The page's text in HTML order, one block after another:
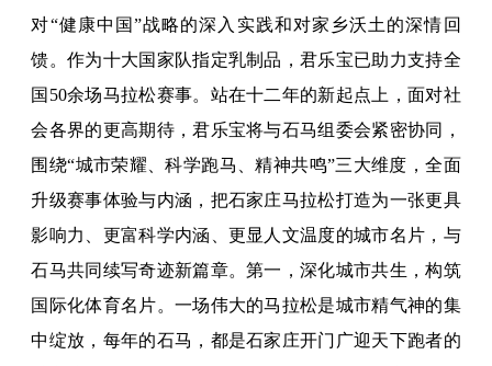
对“健康中国”战略的深入实践和对家乡沃土的深情回
馈。作为十大国家队指定乳制品，君乐宝已助力支持全
国50余场马拉松赛事。站在十二年的新起点上，面对社
会各界的更高期待，君乐宝将与石马组委会紧密协同，
围绕“城市荣耀、科学跑马、精神共鸣”三大维度，全面
升级赛事体验与内涵，把石家庄马拉松打造为一张更具
影响力、更富科学内涵、更显人文温度的城市名片，与
石马共同续写奇迹新篇章。第一，深化城市共生，构筑
国际化体育名片。一场伟大的马拉松是城市精气神的集
中绽放，每年的石马，都是石家庄开门广迎天下跑者的